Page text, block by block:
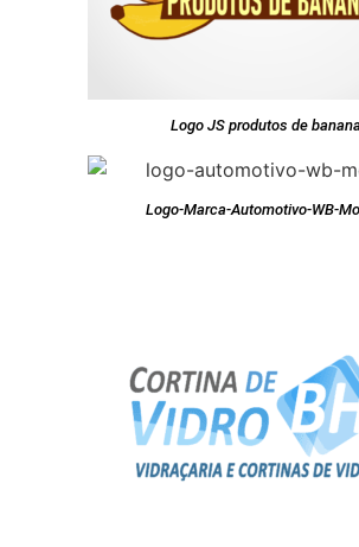
Logo JS produtos de
Logo-Marca-Automotivo-WB-